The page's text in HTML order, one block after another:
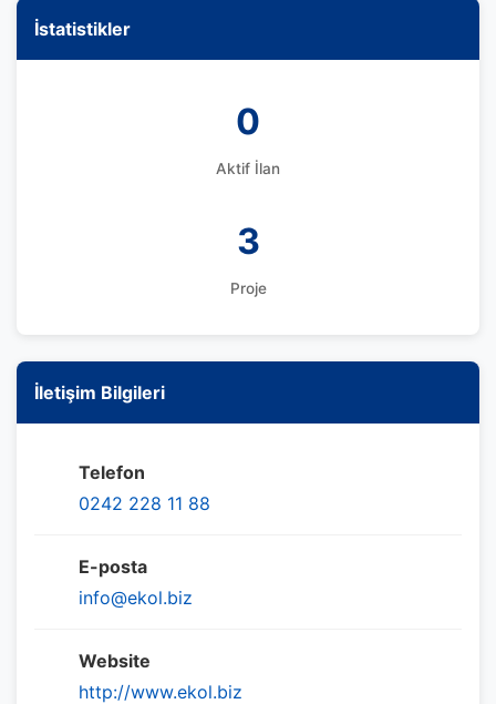
İstatistikler
0
Aktif İlan
3
Proje
İletişim Bilgileri
Telefon
0242 228 11 88
E-posta
info@ekol.biz
Website
http://www.ekol.biz